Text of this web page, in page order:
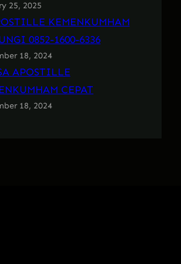
25, 2025
KEMENKUMHAM
0852-1600-6336
18, 2024
APOSTILLE
CEPAT
18, 2024